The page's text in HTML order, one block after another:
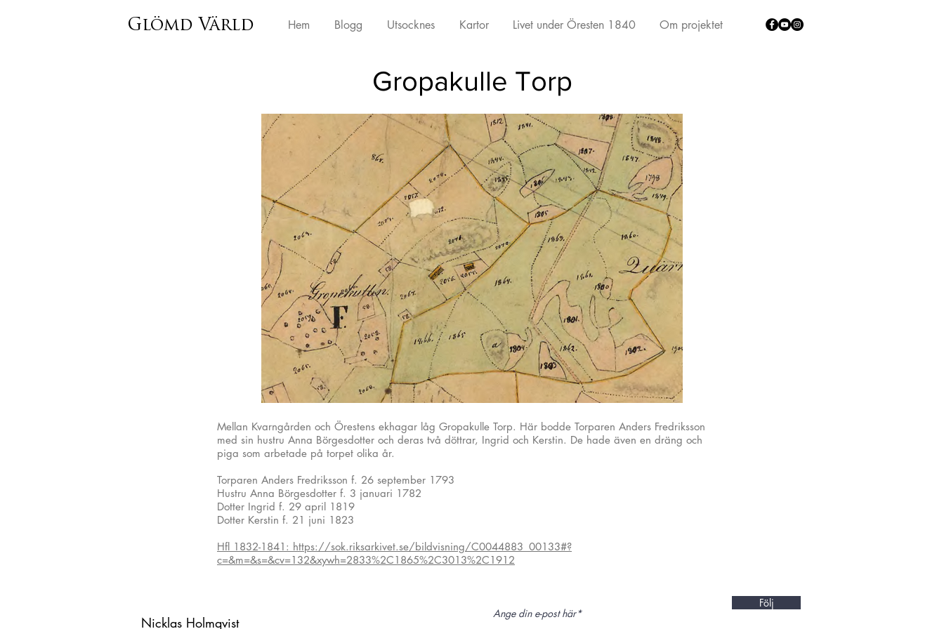
Glömd Värld Hem Blogg Utsocknes Kartor Livet under Öresten 1840 Om projektet
Gropakulle Torp
Mellan Kvarngården och Örestens ekhagar låg Gropakulle Torp. Här bodde Torparen Anders Fredriksson
med sin hustru Anna Börgesdotter och deras två döttrar, Ingrid och Kerstin. De hade även en dräng och
piga som arbetade på torpet olika år.
Torparen Anders Fredriksson f. 26 september 1793
Hustru Anna Börgesdotter f. 3 januari 1782
Dotter Ingrid f. 29 april 1819
Dotter Kerstin f. 21 juni 1823
Hfl 1832-1841: https://sok.riksarkivet.se/bildvisning/C0044883_00133#?
c=&m=&s=&cv=132&xywh=2833%2C1865%2C3013%2C1912
Nicklas Holmqvist
Följ